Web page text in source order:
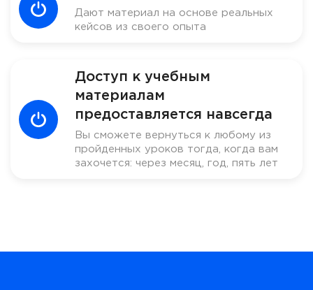
Дают материал на основе реальных
кейсов из своего опыта
Доступ к учебным
материалам
предоставляется навсегда
Вы сможете вернуться к любому из
пройденных уроков тогда, когда вам
захочется: через месяц, год, пять лет